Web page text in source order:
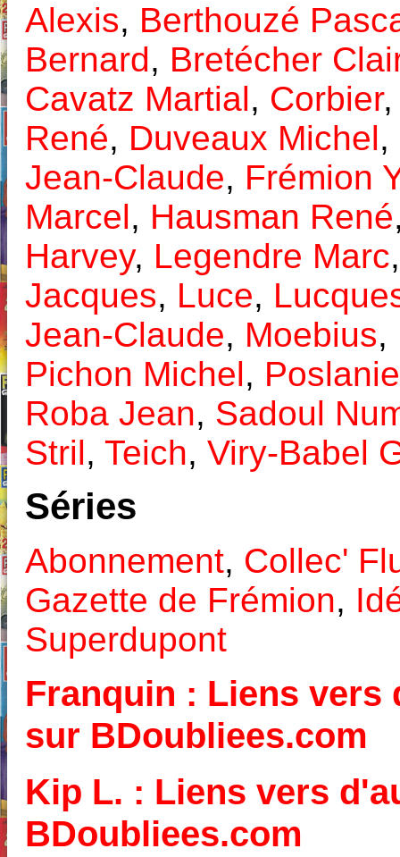
Alexis, Berthouzé
Bernard, Bretécher
Cavatz Martial, Corbier
René, Duveaux Michel,
Jean-Claude, Frémion
Marcel, Hausman René
Harvey, Legendre Marc
Jacques, Luce,
Jean-Claude, Moebius,
Pichon Michel,
Roba Jean, Sadoul
Stril, Teich, Viry-Babel
Séries
Abonnement, Collec'
Gazette de Frémion,
Superdupont
Franquin : Liens
sur BDoubliees.com
Kip L. : Liens vers
BDoubliees.com